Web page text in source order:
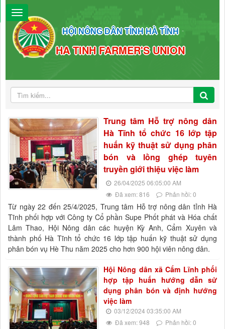
HỘI NÔNG DÂN TỈNH HÀ TĨNH
HA TINH FARMER'S UNION
Trung tâm Hỗ trợ nông dân
Hà Tĩnh tổ chức 16 lớp tập
huấn kỹ thuật sử dụng phân
bón và lồng ghép tuyên
truyền giới thiệu việc làm
26/04/2025 06:05:00 AM
Đã xem: 816
Phản hồi: 0
Từ ngày 22 đến 25/4/2025, Trung tâm Hỗ trợ nông dân tỉnh Hà
Tĩnh phối hợp với Công ty Cổ phần Supe Phốt phát và Hóa chất
Lâm Thao, Hội Nông dân các huyện Kỳ Anh, Cẩm Xuyên và
thành phố Hà Tĩnh tổ chức 16 lớp tập huấn kỹ thuật sử dụng
phân bón vụ Hè Thu năm 2025 cho hơn 900 hội viên nông dân.
Hội Nông dân xã Cẩm Lĩnh phối
hợp tập huấn hướng dẫn sử
dụng phân bón và định hướng
việc làm
03/12/2024 03:35:00 AM
Đã xem: 948
Phản hồi: 0